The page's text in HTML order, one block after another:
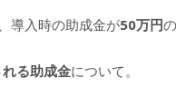
導入時の助成金が50万円
る助成金について。